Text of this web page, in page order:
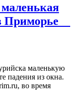
Приморье ⠀
маленькую
падения из окна.
во время